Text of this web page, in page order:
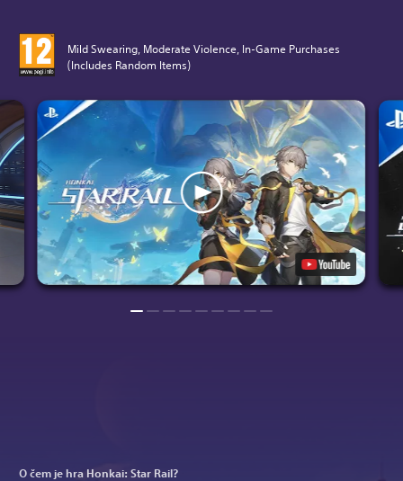
Mild Swearing, Moderate Violence, In-Game Purchases
(Includes Random Items)
O čem je hra Honkai: Star Rail?